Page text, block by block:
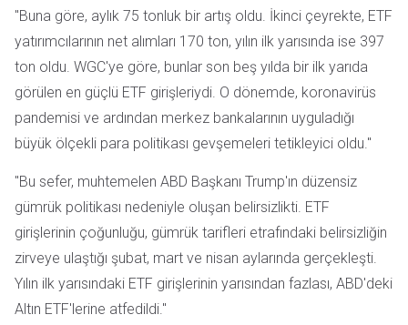
"Buna göre, aylık 75 tonluk bir artış oldu. İkinci çeyrekte, ETF
yatırımcılarının net alımları 170 ton, yılın ilk yarısında ise 397
ton oldu. WGC'ye göre, bunlar son beş yılda bir ilk yarıda
görülen en güçlü ETF girişleriydi. O dönemde, koronavirüs
pandemisi ve ardından merkez bankalarının uyguladığı
büyük ölçekli para politikası gevşemeleri tetikleyici oldu."
"Bu sefer, muhtemelen ABD Başkanı Trump'ın düzensiz
gümrük politikası nedeniyle oluşan belirsizlikti. ETF
girişlerinin çoğunluğu, gümrük tarifleri etrafındaki belirsizliğin
zirveye ulaştığı şubat, mart ve nisan aylarında gerçekleşti.
Yılın ilk yarısındaki ETF girişlerinin yarısından fazlası, ABD'deki
Altın ETF'lerine atfedildi."